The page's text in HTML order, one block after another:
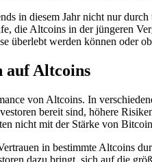
in diesem Jahr nicht nur
die Altcoins in der jüngeren
überlebt werden können oder
auf Altcoins
von Altcoins. In
bereit sind, höhere
nicht mit der Stärke von
in bestimmte Altcoins
dazu bringt, sich auf die